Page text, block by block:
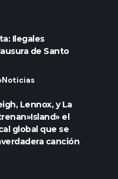
Ilegales
de Santo
Noticias
Lennox, y La
el
global que se
canción